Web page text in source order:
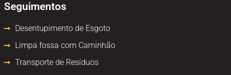
Seguimentos
Desentupimento de Esgoto
Limpa fossa com Caminhão
Transporte de Resíduos